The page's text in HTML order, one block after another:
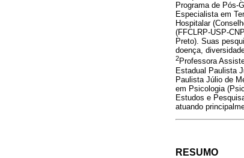
Programa de Pós-
Especialista em
Hospitalar
(FFCLRP-USP-
Preto). Suas
doença,
2Professora
Estadual Paulista
Paulista Júlio de
em Psicologia
Estudos e
atuando
RESUMO